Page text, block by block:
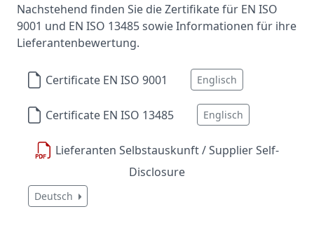
Nachstehend finden Sie die Zertifikate für EN ISO
9001 und EN ISO 13485 sowie Informationen für ihre
Lieferantenbewertung.
Certificate EN ISO 9001 Englisch
Certificate EN ISO 13485 Englisch
Lieferanten Selbstauskunft / Supplier Self-
Disclosure
Deutsch